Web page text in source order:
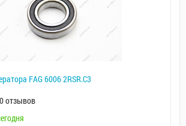
FAG 6006 2RSR.C3
0 отзывов